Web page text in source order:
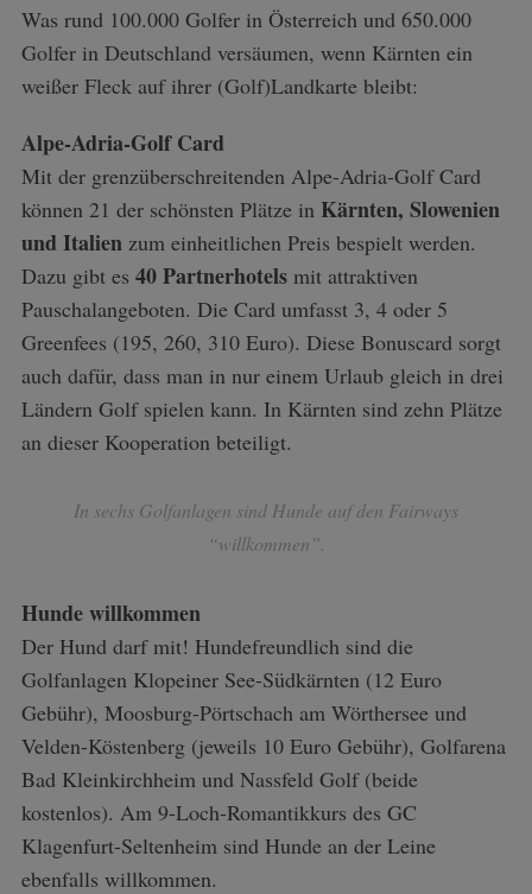
Was rund 100.000 Golfer in Österreich und 650.000
Golfer in Deutschland versäumen, wenn Kärnten ein
weißer Fleck auf ihrer (Golf)Landkarte bleibt:
Alpe-Adria-Golf Card
Mit der grenzüberschreitenden Alpe-Adria-Golf Card
können 21 der schönsten Plätze in Kärnten, Slowenien
und Italienzum einheitlichen Preis bespielt werden.
Dazu gibt es 40 Partnerhotelsmit attraktiven
Pauschalangeboten. Die Card umfasst 3, 4 oder 5
Greenfees (195, 260, 310 Euro). Diese Bonuscard sorgt
auch dafür, dass man in nur einem Urlaub gleich in drei
Ländern Golf spielen kann. In Kärnten sind zehn Plätze
an dieser Kooperation beteiligt.
In sechs Golfanlagen sind Hunde auf den Fairways
“willkommen”.
Hunde willkommen
Der Hund darf mit! Hundefreundlich sind die
Golfanlagen Klopeiner See-Südkärnten (12 Euro
Gebühr), Moosburg-Pörtschach am Wörthersee und
Velden-Köstenberg (jeweils 10 Euro Gebühr), Golfarena
Bad Kleinkirchheim und Nassfeld Golf (beide
kostenlos). Am 9-Loch-Romantikkurs des GC
Klagenfurt-Seltenheim sind Hunde an der Leine
ebenfalls willkommen.